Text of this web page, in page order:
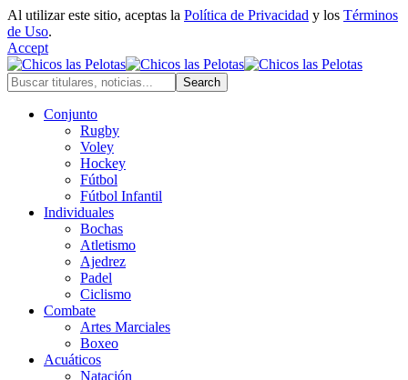
Al utilizar este sitio, aceptas la Política de Privacidad y los Términos
de Uso.
Accept
Conjunto
Rugby
Voley
Hockey
Fútbol
Fútbol Infantil
Individuales
Bochas
Atletismo
Ajedrez
Padel
Ciclismo
Combate
Artes Marciales
Boxeo
Acuáticos
Natación